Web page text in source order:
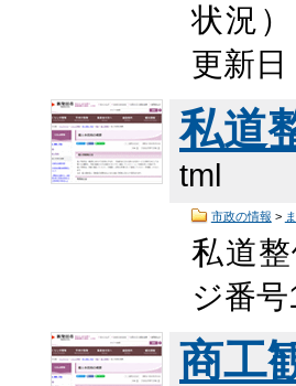
状況
更新
私道
tml
市政の情報 >
私道
ジ番
商工